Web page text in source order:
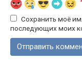
Сохранить моё
последующих моих